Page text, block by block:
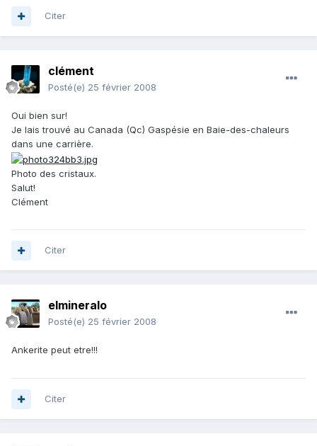
Citer
clément
Posté(e) 25 février 2008
Oui bien sur!
Je lais trouvé au Canada (Qc) Gaspésie en Baie-des-chaleurs
dans une carrière.
Photo des cristaux.
Salut!
Clément
Citer
elmineralo
Posté(e) 25 février 2008
Ankerite peut etre!!!
Citer